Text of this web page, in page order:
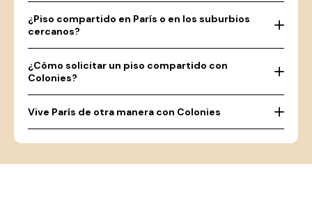
¿Piso compartido en París o en los suburbios
cercanos?
¿Cómo solicitar un piso compartido con
Colonies?
Vive París de otra manera con Colonies